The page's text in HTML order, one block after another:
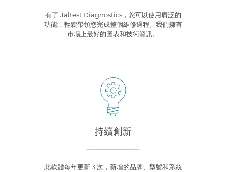
有了 Jaltest Diagnostics，您可以使用廣泛的
功能，輕鬆帶領您完成整個維修過程。我們擁有
市場上最好的圖表和技術資訊。
持續創新
此軟體每年更新 3 次，新增的品牌、型號和系統